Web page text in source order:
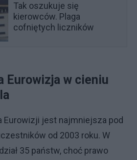
Tak oszukuje się
kierowców. Plaga
cofniętych liczników
Eurowizja w cieniu
Eurowizji jest najmniejsza pod
od 2003 roku. W
35 państw, choć prawo